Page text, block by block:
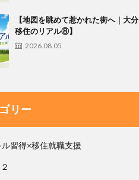
【地図を眺めて惹かれた街へ｜大分
移住のリアル⑧】
2026.08.05
リー
習得×移住就職支援